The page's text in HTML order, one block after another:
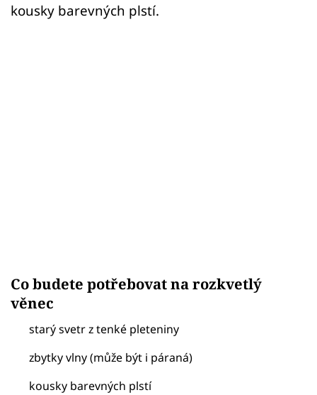
kousky barevných plstí.
Co budete potřebovat na rozkvetlý
věnec
starý svetr z tenké pleteniny
zbytky vlny (může být i páraná)
kousky barevných plstí